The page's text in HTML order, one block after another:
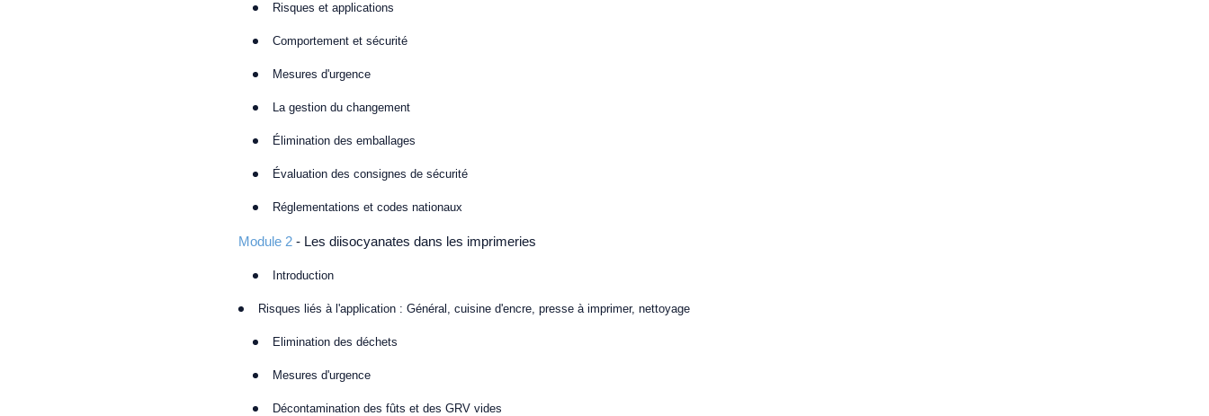
Risques et applications
Comportement et sécurité
Mesures d'urgence
La gestion du changement
Élimination des emballages
Évaluation des consignes de sécurité
Réglementations et codes nationaux
Module 2- Les diisocyanates dans les imprimeries
Introduction
Risques liés à l'application : Général, cuisine d'encre, presse à imprimer, nettoyage
Elimination des déchets
Mesures d'urgence
Décontamination des fûts et des GRV vides